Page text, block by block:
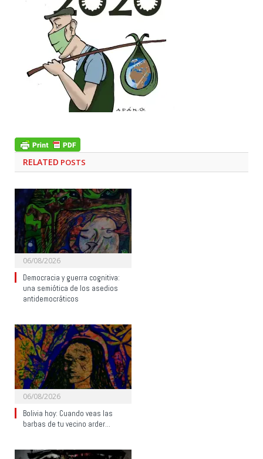
RELATED POSTS
06/08/2026
Democracia y guerra cognitiva:
una semiótica de los asedios
antidemocráticos
06/08/2026
Bolivia hoy: Cuando veas las
barbas de tu vecino arder…